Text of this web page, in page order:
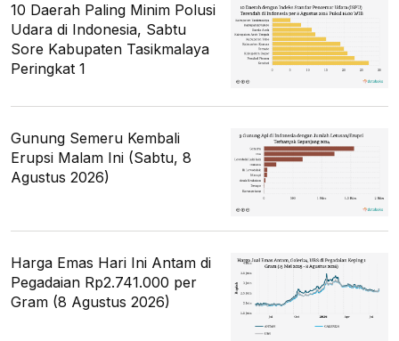
10 Daerah Paling Minim Polusi
Udara di Indonesia, Sabtu
Sore Kabupaten Tasikmalaya
Peringkat 1
Gunung Semeru Kembali
Erupsi Malam Ini (Sabtu, 8
Agustus 2026)
Harga Emas Hari Ini Antam di
Pegadaian Rp2.741.000 per
Gram (8 Agustus 2026)